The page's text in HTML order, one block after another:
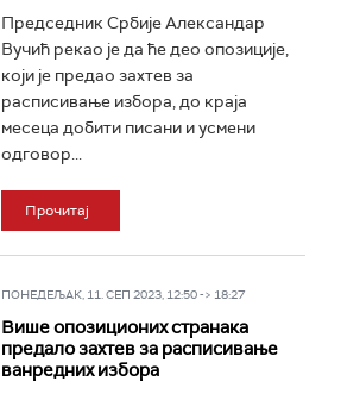
Председник Србије Александар
Вучић рекао је да ће део опозиције,
који је предао захтев за
расписивање избора, до краја
месеца добити писани и усмени
одговор...
Прочитај
ПОНЕДЕЉАК, 11. СЕП 2023, 12:50 -> 18:27
Више опозиционих странака
предало захтев за расписивање
ванредних избора